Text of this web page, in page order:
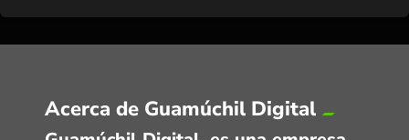
Acerca de Guamúchil Digital